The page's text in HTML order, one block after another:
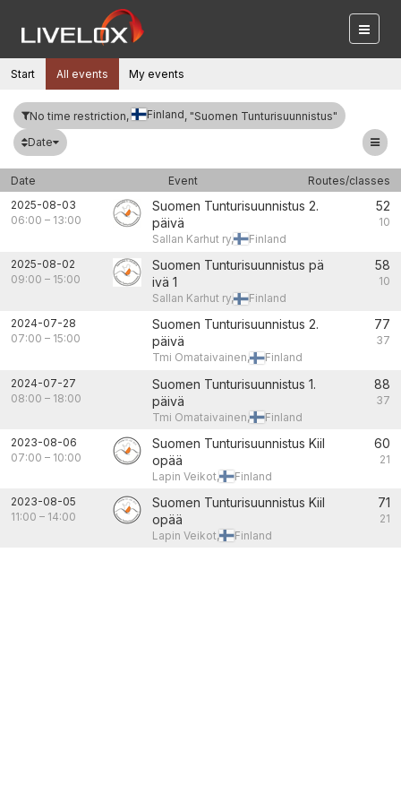
Start All events My events
No time restriction, Finland, "Suomen Tunturisuunnistus"
Date
Date Event
Routes/classes
2025-08-03
06:00 – 13:00
Suomen Tunturisuunnistus 2.
päivä
Sallan Karhut ry, Finland
52
10
2025-08-02
09:00 – 15:00
Suomen Tunturisuunnistus pä
ivä 1
Sallan Karhut ry, Finland
58
10
2024-07-28
07:00 – 15:00
Suomen Tunturisuunnistus 2.
päivä
Tmi Omataivainen, Finland
77
37
2024-07-27
08:00 – 18:00
Suomen Tunturisuunnistus 1.
päivä
Tmi Omataivainen, Finland
88
37
2023-08-06
07:00 – 10:00
Suomen Tunturisuunnistus Kiil
opää
Lapin Veikot, Finland
60
21
2023-08-05
11:00 – 14:00
Suomen Tunturisuunnistus Kiil
opää
Lapin Veikot, Finland
71
21